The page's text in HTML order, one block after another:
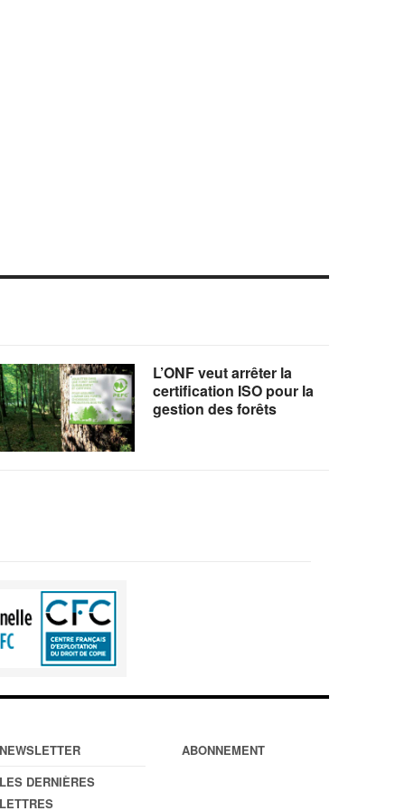
L’ONF veut arrêter la
certification ISO pour la
gestion des forêts
DERNIÈRES
ABONNEMENT